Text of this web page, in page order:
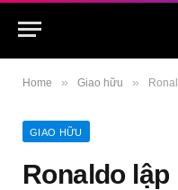
Home » Giao hữu »
GIAO HỮU
Ronaldo